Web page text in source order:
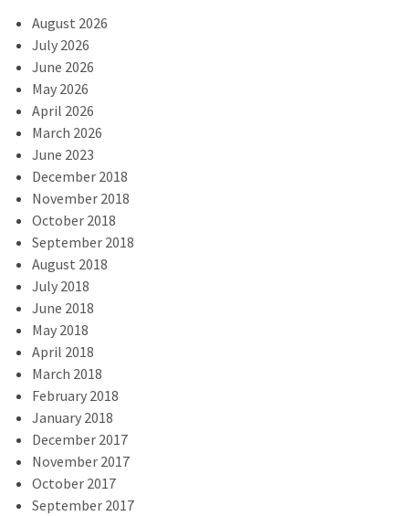
August 2026
July 2026
June 2026
May 2026
April 2026
March 2026
June 2023
December 2018
November 2018
October 2018
September 2018
August 2018
July 2018
June 2018
May 2018
April 2018
March 2018
February 2018
January 2018
December 2017
November 2017
October 2017
September 2017